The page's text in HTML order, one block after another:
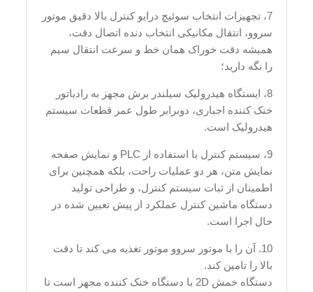
7، تجهیزات انتخاب سوئیچ درایو کنترل بالا دقیق موتور
سروو، انتقال مکانیکی انتخاب دنده اتصال دقت،
همیشه دقت خوراک همان خط و سرعت انتقال سیم
را نگه دارید؛
8، ایستگاه هیدرولیک سیلندر برش مجهز به رادیاتور
خنک کننده اجباری، دوبرابر طول عمر قطعات سیستم
هیدرولیک است.
9، سیستم کنترل با استفاده از PLC و نمایش صفحه
نمایش متن، هر دو عملیات راحت، بلکه همچنین برای
اطمینان از ثبات سیستم کنترل، و طراحی تولید
دستگاه ماشین کنترل عملکرد از پیش تعیین شده در
حال اجرا است.
10. آن را با موتور سروو موتور تغذیه می کند تا دقت
بالا را تامین کند.
دستگاه خمش 2D با دستگاه خنک کننده مجهز است تا